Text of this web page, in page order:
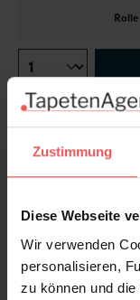
Zustimmung
Diese Webseite
Wir verwenden
personalisieren,
zu können und
Rolle
Aus der neuen